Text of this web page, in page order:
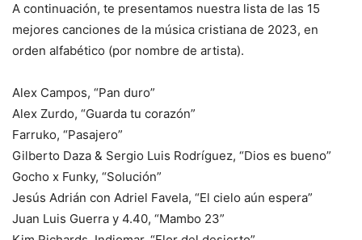
A continuación, te presentamos nuestra lista de las 15
mejores canciones de la música cristiana de 2023, en
orden alfabético (por nombre de artista).
Alex Campos, “Pan duro”
Alex Zurdo, “Guarda tu corazón”
Farruko, “Pasajero”
Gilberto Daza & Sergio Luis Rodríguez, “Dios es bueno”
Gocho x Funky, “Solución”
Jesús Adrián con Adriel Favela, “El cielo aún espera”
Juan Luis Guerra y 4.40, “Mambo 23”